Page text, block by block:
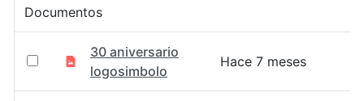
Documentos
30 aniversario
logosimbolo
Hace 7 meses